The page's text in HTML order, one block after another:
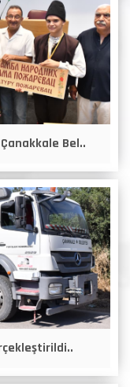
Bel..